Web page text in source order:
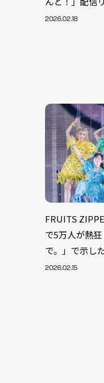
2026.02.18
FRUITS
で5万人が熱
で。」で示し
2026.02.15